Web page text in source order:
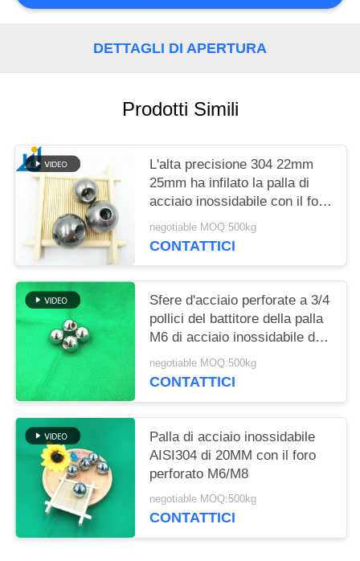
DETTAGLI DI APERTURA
Prodotti Simili
L'alta precisione 304 22mm
25mm ha infilato la palla di
acciaio inossidabile con il foro
M12
negotiable MOQ:500kg
CONTATTICI
Sfere d'acciaio perforate a 3/4
pollici del battitore della palla
M6 di acciaio inossidabile del
foro filettato 19mm
negotiable MOQ:500kg
CONTATTICI
Palla di acciaio inossidabile
AISI304 di 20MM con il foro
perforato M6/M8
negotiable MOQ:500kg
CONTATTICI